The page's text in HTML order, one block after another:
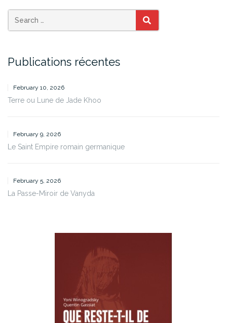
SEARCH
Publications récentes
February 10, 2026
Terre ou Lune de Jade Khoo
February 9, 2026
Le Saint Empire romain germanique
February 5, 2026
La Passe-Miroir de Vanyda